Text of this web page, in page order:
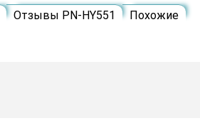
Отзывы PN-HY551 Похожие